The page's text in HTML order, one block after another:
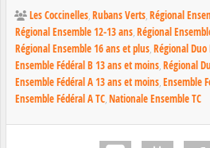
Les Coccinelles Rubans Verts Régional
Régional Ensemble 12-13 ans Régional
Régional Ensemble 16 ans et plus Régional
Ensemble Fédéral B 13 ans et moins Régional
Ensemble Fédéral A 13 ans et moins Ensemble
Ensemble Fédéral A TC Nationale Ensemble TC